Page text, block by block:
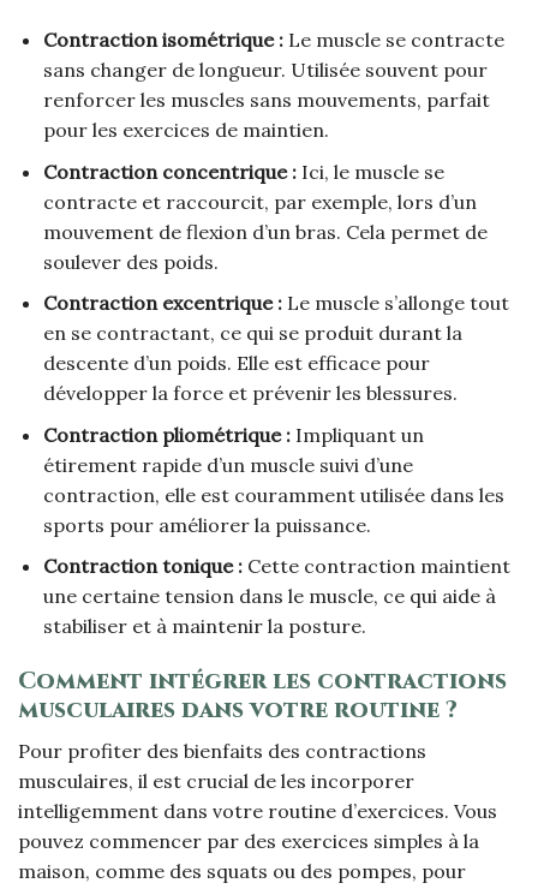
Contraction isométrique :Le muscle se contracte
sans changer de longueur. Utilisée souvent pour
renforcer les muscles sans mouvements, parfait
pour les exercices de maintien.
Contraction concentrique :Ici, le muscle se
contracte et raccourcit, par exemple, lors d’un
mouvement de flexion d’un bras. Cela permet de
soulever des poids.
Contraction excentrique :Le muscle s’allonge tout
en se contractant, ce qui se produit durant la
descente d’un poids. Elle est efficace pour
développer la force et prévenir les blessures.
Contraction pliométrique :Impliquant un
étirement rapide d’un muscle suivi d’une
contraction, elle est couramment utilisée dans les
sports pour améliorer la puissance.
Contraction tonique :Cette contraction maintient
une certaine tension dans le muscle, ce qui aide à
stabiliser et à maintenir la posture.
Comment intégrer les contractions
musculaires dans votre routine ?
Pour profiter des bienfaits des contractions
musculaires, il est crucial de les incorporer
intelligemment dans votre routine d’exercices. Vous
pouvez commencer par des exercices simples à la
maison, comme des squats ou des pompes, pour